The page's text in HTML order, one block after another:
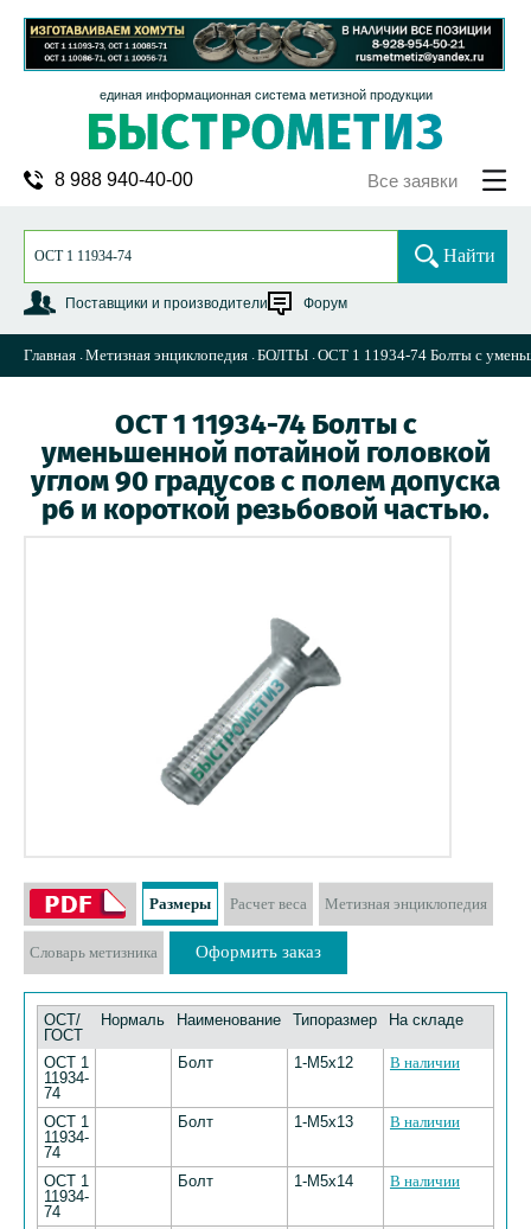
единая информационная система метизной продукции
8 988 940-40-00 Все заявки
Поставщики и производители Форум
Найти
Главная Метизная энциклопедия БОЛТЫ ОСТ 1 11934-74 Болты с
ОСТ 1 11934-74 Болты с
уменьшенной потайной головкой
углом 90 градусов с полем допуска
р6 и короткой резьбовой частью.
Размеры Расчет веса Метизная энциклопедия
Словарь метизника Оформить заказ
ОСТ/
ГОСТ
Нормаль Наименование Типоразмер На складе
ОСТ 1
11934-
74
Болт 1-М5х12 В наличии
ОСТ 1
11934-
74
Болт 1-М5х13 В наличии
ОСТ 1
11934-
74
Болт 1-М5х14 В наличии